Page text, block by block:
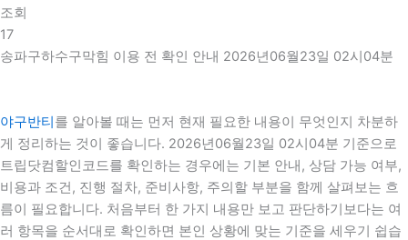
조회
17
송파구하수구막힘 이용 전 확인 안내 2026년06월23일 02시04분
야구반티를 알아볼 때는 먼저 현재 필요한 내용이 무엇인지 차분하
게 정리하는 것이 좋습니다. 2026년06월23일 02시04분 기준으로
트립닷컴할인코드를 확인하는 경우에는 기본 안내, 상담 가능 여부,
비용과 조건, 진행 절차, 준비사항, 주의할 부분을 함께 살펴보는 흐
름이 필요합니다. 처음부터 한 가지 내용만 보고 판단하기보다는 여
러 항목을 순서대로 확인하면 본인 상황에 맞는 기준을 세우기 쉽습